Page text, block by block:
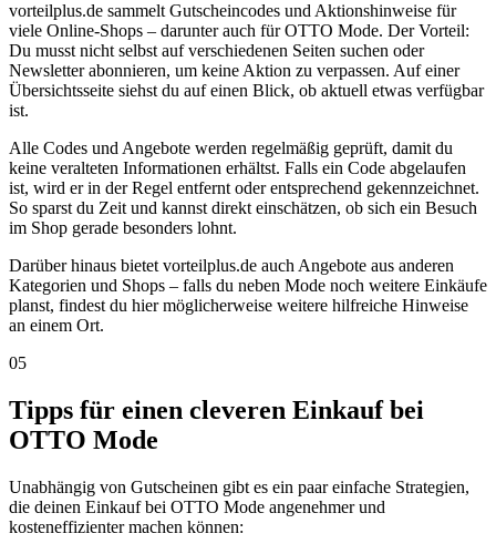
vorteilplus.de sammelt Gutscheincodes und Aktionshinweise für
viele Online-Shops – darunter auch für OTTO Mode. Der Vorteil:
Du musst nicht selbst auf verschiedenen Seiten suchen oder
Newsletter abonnieren, um keine Aktion zu verpassen. Auf einer
Übersichtsseite siehst du auf einen Blick, ob aktuell etwas verfügbar
ist.
Alle Codes und Angebote werden regelmäßig geprüft, damit du
keine veralteten Informationen erhältst. Falls ein Code abgelaufen
ist, wird er in der Regel entfernt oder entsprechend gekennzeichnet.
So sparst du Zeit und kannst direkt einschätzen, ob sich ein Besuch
im Shop gerade besonders lohnt.
Darüber hinaus bietet vorteilplus.de auch Angebote aus anderen
Kategorien und Shops – falls du neben Mode noch weitere Einkäufe
planst, findest du hier möglicherweise weitere hilfreiche Hinweise
an einem Ort.
05
Tipps für einen cleveren Einkauf bei
OTTO Mode
Unabhängig von Gutscheinen gibt es ein paar einfache Strategien,
die deinen Einkauf bei OTTO Mode angenehmer und
kosteneffizienter machen können: